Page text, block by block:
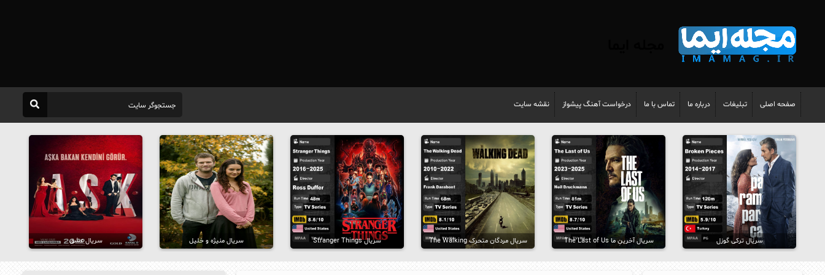
صفحه اصلی تبلیغات درباره ما تماس با ما درخواست آهنگ پیشواز نقشه سایت
سریال ترکی گوزل سریال آخرینِ ما The Last of Us
سریال مردگان متحرک The Walking
Dead
سریال Stranger Things سریال منیژه و خلیل سریال عشق